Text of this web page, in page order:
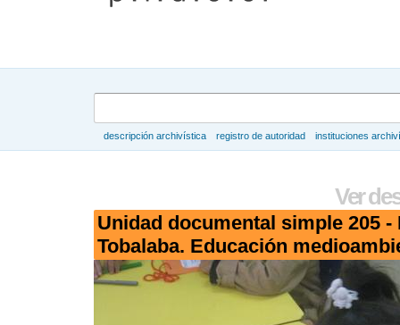
descripción archivística registro de autoridad instituciones
Ver
Unidad documental simple 205
Tobalaba. Educación